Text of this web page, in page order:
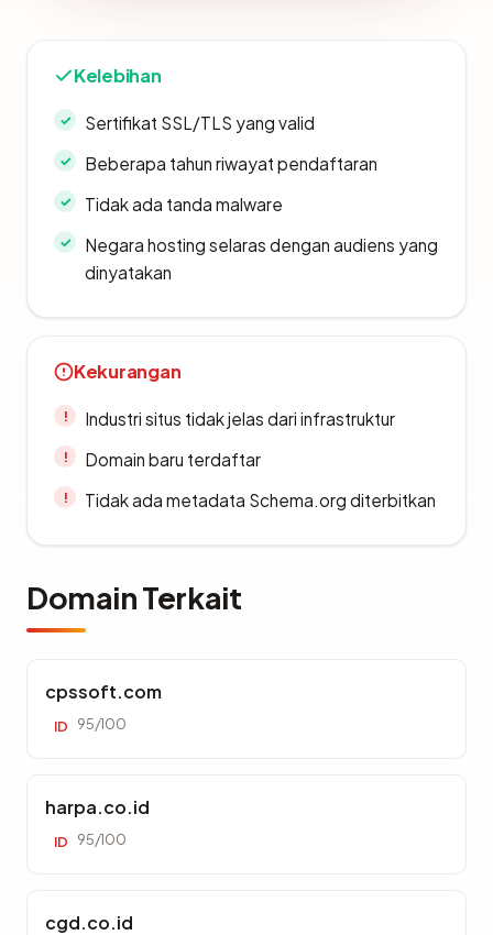
Kelebihan
Sertifikat SSL/TLS yang valid
Beberapa tahun riwayat pendaftaran
Tidak ada tanda malware
Negara hosting selaras dengan audiens yang
dinyatakan
Kekurangan
Industri situs tidak jelas dari infrastruktur
Domain baru terdaftar
Tidak ada metadata Schema.org diterbitkan
Domain Terkait
cpssoft.com
ID 95/100
harpa.co.id
ID 95/100
cgd.co.id